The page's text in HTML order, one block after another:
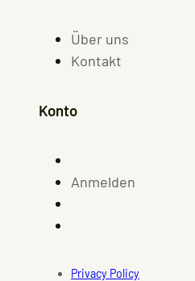
Über uns
Kontakt
Konto
Anmelden
Privacy Policy